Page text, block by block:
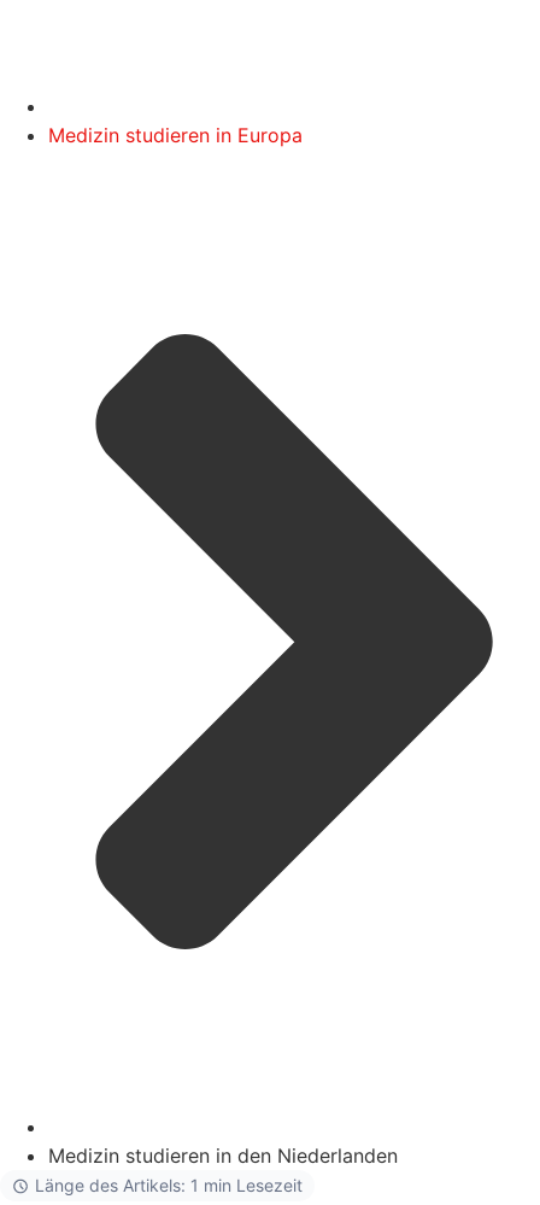
Medizin studieren in Europa
Medizin studieren in den Niederlanden
Länge des Artikels: 1 min Lesezeit